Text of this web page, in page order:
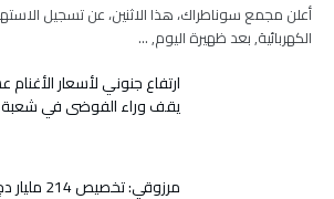
أعلن مجمع سوناطراك، هذا الاثنين، عن تسجيل
الكهربائية, بعد ظهيرة اليوم, …
ارتفاع جنوني لأسعار
يقف وراء الفوضى في شعبة
مرزوقي: